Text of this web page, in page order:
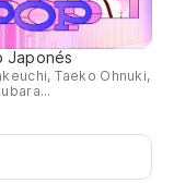
Japonés
Taeko Ohnuki,